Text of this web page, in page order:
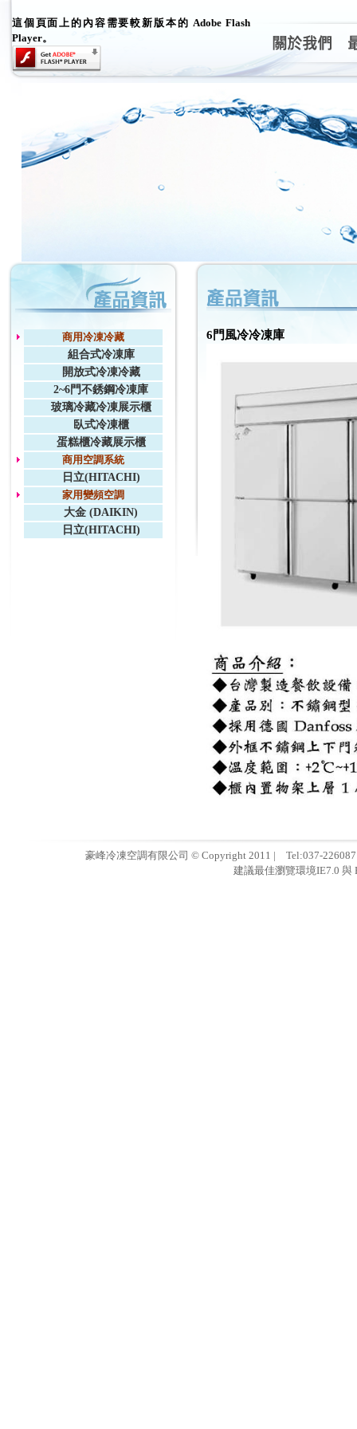
這個頁面上的內容需要較新版本的 Adobe Flash
Player。
商用冷凍冷藏
組合式冷凍庫
開放式冷凍冷藏
2~6門不銹鋼冷凍庫
玻璃冷藏冷凍展示櫃
臥式冷凍櫃
蛋糕櫃冷藏展示櫃
商用空調系統
日立(HITACHI)
家用變頻空調
大金 (DAIKIN)
日立(HITACHI)
6門風冷冷凍庫
豪峰冷凍空調有限公司 © Copyright 2011 | Tel:037-
建議最佳瀏覽環境IE7.0 與